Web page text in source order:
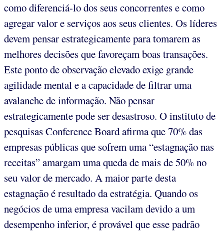
como diferenciá-lo dos seus concorrentes e como
agregar valor e serviços aos seus clientes. Os líderes
devem pensar estrategicamente para tomarem as
melhores decisões que favoreçam boas transações.
Este ponto de observação elevado exige grande
agilidade mental e a capacidade de filtrar uma
avalanche de informação. Não pensar
estrategicamente pode ser desastroso. O instituto de
pesquisas Conference Board afirma que 70% das
empresas públicas que sofrem uma “estagnação nas
receitas” amargam uma queda de mais de 50% no
seu valor de mercado. A maior parte desta
estagnação é resultado da estratégia. Quando os
negócios de uma empresa vacilam devido a um
desempenho inferior, é provável que esse padrão